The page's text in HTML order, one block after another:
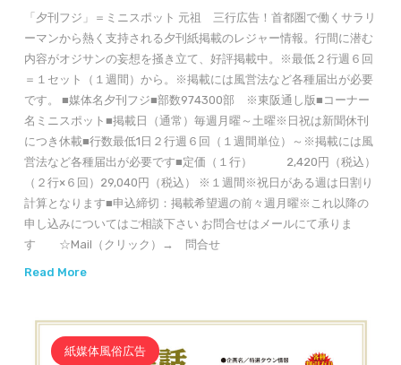
「夕刊フジ」＝ミニスポット 元祖 三行広告！首都圏で働くサラリ
ーマンから熱く支持される夕刊紙掲載のレジャー情報。行間に潜む
内容がオジサンの妄想を掻き立て、好評掲載中。※最低２行週６回
＝１セット（１週間）から。※掲載には風営法など各種届出が必要
です。 ■媒体名夕刊フジ■部数974300部 ※東阪通し版■コーナー
名ミニスポット■掲載日（通常）毎週月曜～土曜※日祝は新聞休刊
につき休載■行数最低1日２行週６回（１週間単位）～※掲載には風
営法など各種届出が必要です■定価（１行） 2,420円（税込）
（２行×６回）29,040円（税込） ※１週間※祝日がある週は日割り
計算となります■申込締切：掲載希望週の前々週月曜※これ以降の
申し込みについてはご相談下さい お問合せはメールにて承りま
す ☆Mail（クリック）→ 問合せ
Read More
紙媒体風俗広告